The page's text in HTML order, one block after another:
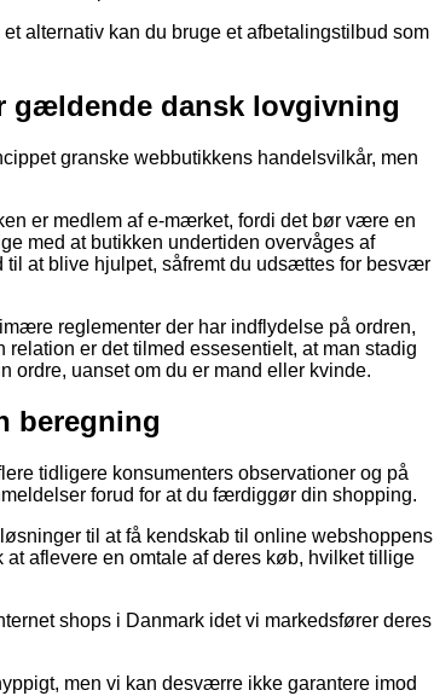
alternativ kan du bruge et afbetalingstilbud som
gældende dansk lovgivning
granske webbutikkens handelsvilkår, men
er medlem af e-mærket, fordi det bør være en
med at butikken undertiden overvåges af
til at blive hjulpet, såfremt du udsættes for besvær
reglementer der har indflydelse på ordren,
er det tilmed essesentielt, at man stadig
ordre, uanset om du er mand eller kvinde.
beregning
tidligere konsumenters observationer og på
forud for at du færdiggør din shopping.
til at få kendskab til online webshoppens
aflevere en omtale af deres køb, hvilket tillige
shops i Danmark idet vi markedsfører deres
men vi kan desværre ikke garantere imod